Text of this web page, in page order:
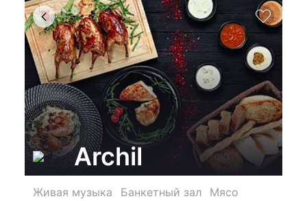
Archil
Живая музыка Банкетный зал
Мясо